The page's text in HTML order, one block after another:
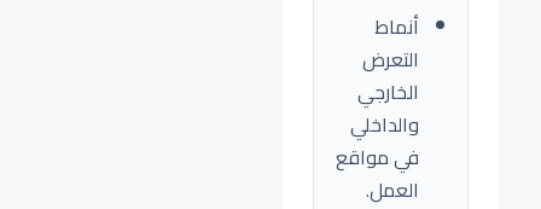
أنماط
التعرض
الخارجي
والداخلي
في مواقع
العمل.